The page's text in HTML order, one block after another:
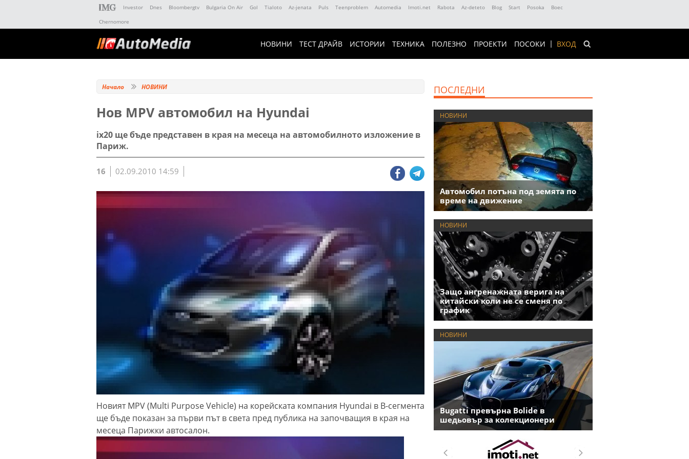
Investor Dnes Bloombergtv Bulgaria On Air Gol Tialoto Az-jenata Puls Teenproblem Automedia Imoti.net Rabota Az-deteto Blog Start Posoka
Boec
Chernomore
ВХОД
НОВИНИ ТЕСТ ДРАЙВ ИСТОРИИ ТЕХНИКА ПОЛЕЗНО ПРОЕКТИ ПОСОКИ
Начало НОВИНИ
Нов MPV автомобил на Hyundai
ix20 ще бъде представен в края на месеца на автомобилното изложение в
Париж.
16 02.09.2010 14:59
Новият MPV (Multi Purpose Vehicle) на корейската компания Hyundai в В-сегмента
ще бъде показан за първи път в света пред публика на започващия в края на
месеца Парижки автосалон.
ПОСЛЕДНИ
НОВИНИ
Автомобил потъна под земята по
време на движение
НОВИНИ
Защо ангренажната верига на
китайски коли не се сменя по
график
НОВИНИ
Bugatti превърна Bolide в
шедьовър за колекционери